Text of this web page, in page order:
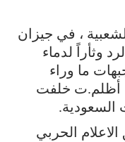
، في جيزان
وثأراً لدماء
ما وراء
أظلم.ت خلفت
الحربي